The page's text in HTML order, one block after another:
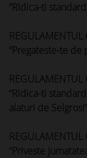
“Ridica-ti
REGULAMENTUL
“Pregateste-te de
REGULAMENTUL
“Ridica-ti
alaturi de Selgros!”
REGULAMENTUL
“Priveste